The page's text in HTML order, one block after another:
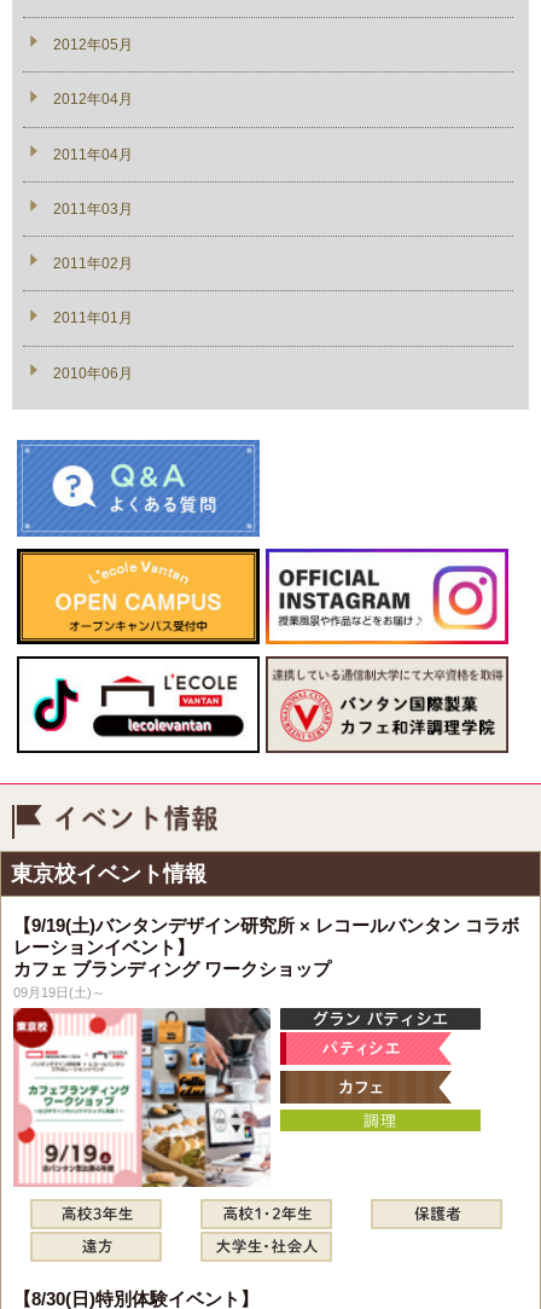
2012年05月
2012年04月
2011年04月
2011年03月
2011年02月
2011年01月
2010年06月
東京校イベント情報
【9/19(土)バンタンデザイン研究所 × レコールバンタン コラボ
レーションイベント】
カフェ ブランディング ワークショップ
09月19日(土)～
【8/30(日)特別体験イベント】